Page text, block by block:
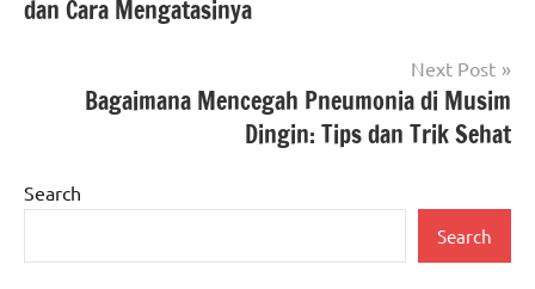
dan Cara Mengatasinya
Next Post
Bagaimana Mencegah Pneumonia di Musim
Dingin: Tips dan Trik Sehat
Search
Search